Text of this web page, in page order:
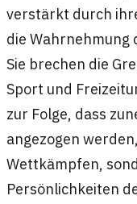
verstärkt durch
die Wahrnehmung
Sie brechen die
Sport und
zur Folge, dass
angezogen
Wettkämpfen,
Persönlichkeiten